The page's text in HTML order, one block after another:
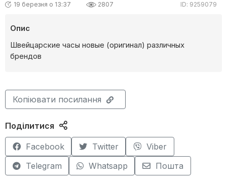
19 березня о 13:37 2807 ID: 9259079
Опис
Швейцарские часы новые (оригинал) различных
брендов
Копіювати посилання
Поділитися
Facebook Twitter
Viber
Telegram
Whatsapp Пошта